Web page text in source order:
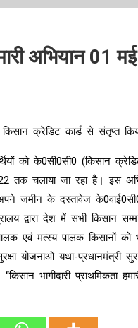
अभियान
किसान क्रेडिट कार्ड से संतृप्त
को के0सी0सी0 (किसान
तक चलाया जा रहा है। इस
अपने जमीन के दस्तावेज
देश में सभी किसान
एवं मत्स्य पालक किसानों को
योजनाओं यथा-प्रधानमंत्री
भागीदारी प्राथमिकता